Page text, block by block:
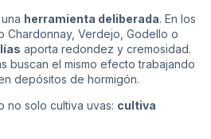
herramienta deliberada. En los
Chardonnay, Verdejo, Godello o
aporta redondez y cremosidad.
buscan el mismo efecto trabajando
depósitos de hormigón.
no solo cultiva uvas: cultiva